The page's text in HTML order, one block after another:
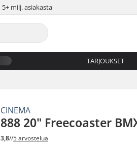
5+ milj. asiakasta
TARJOUKSET
CINEMA
888 20" Freecoaster
3,8//5 arvostelua